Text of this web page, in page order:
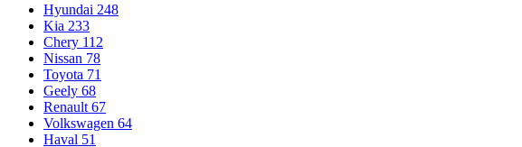
Hyundai 248
Kia 233
Chery 112
Nissan 78
Toyota 71
Geely 68
Renault 67
Volkswagen 64
Haval 51